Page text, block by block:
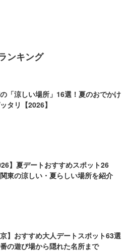
ンキング
「涼しい場所」16選！夏のおでかけ
タリ【2026】
】夏デートおすすめスポット26
東の涼しい・夏らしい場所を紹介
京】おすすめ大人デートスポット63選
番の遊び場から隠れた名所まで